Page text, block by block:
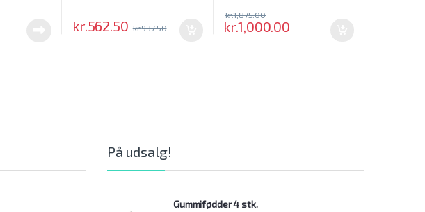
kr.562.50 kr.937.50 kr.1,000.00
kr.1,875.00
På udsalg!
Gummifødder 4 stk.